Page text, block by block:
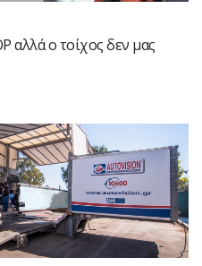
αλλά ο τοίχος δεν μας